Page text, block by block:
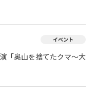
イベント
「奥山を捨てたクマ～大